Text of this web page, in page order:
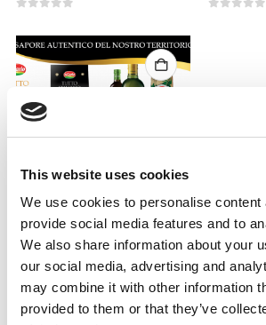
This website uses cookies
We use cookies to personalise content
provide social media features and to
We also share information about your
our social media, advertising and
may combine it with other information
provided to them or that they’ve
Senza categoria
BOX DI CARLO
TUTTO ITALIANO
Olio
OLIO
VETRO